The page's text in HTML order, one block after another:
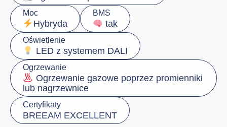
Moc
Hybryda
BMS
tak
Oświetlenie
LED z systemem DALI
Ogrzewanie
Ogrzewanie gazowe poprzez promienniki
lub nagrzewnice
Certyfikaty
BREEAM EXCELLENT